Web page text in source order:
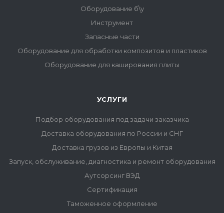
Оборудование б\у
Инструмент
Запасные части
Оборудование для обработки композитов и пластиков
Оборудование для каширования плиты
УСЛУГИ
Подбор оборудования под задачи заказчика
Доставка оборудования по России и СНГ
Доставка грузов из Европы и Китая
Запуск, обслуживание, диагностика и ремонт оборудования
Аутсорсинг ВЭД
Сертификация
Таможенное оформление